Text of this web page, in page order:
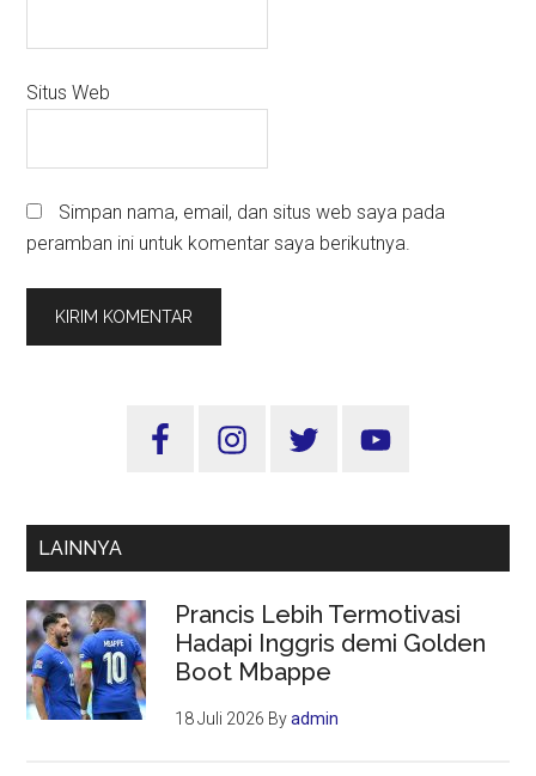
Situs Web
Simpan nama, email, dan situs web saya pada
peramban ini untuk komentar saya berikutnya.
Sidebar
LAINNYA
Prancis Lebih Termotivasi
Hadapi Inggris demi Golden
Boot Mbappe
18 Juli 2026 Byadmin